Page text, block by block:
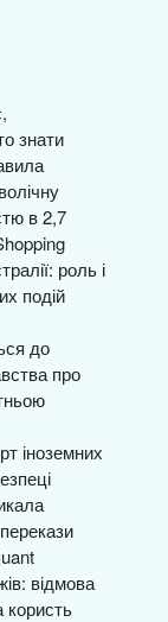
знати
в 2,7
роль і
подій
до
про
іноземних
відмова
користь